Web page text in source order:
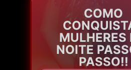
COMO
MULHERES
NOITE
PASSO!!